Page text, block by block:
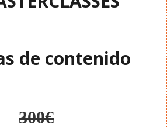
de contenido
300€